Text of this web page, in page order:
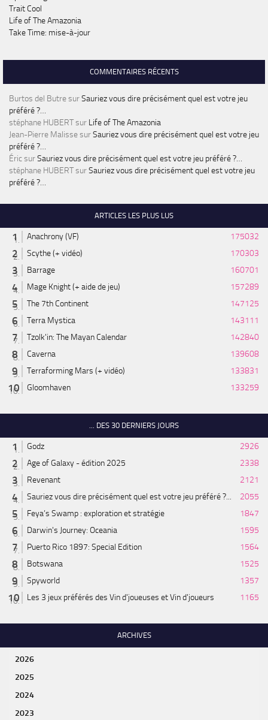
Trait Cool
Life of The Amazonia
Take Time: mise-à-jour
COMMENTAIRES RÉCENTS
Burtos del ButresurSauriez vous dire précisément quel est votre jeu
préféré ?…
stéphane HUBERTsur Life of The Amazonia
Jean-Pierre MalissesurSauriez vous dire précisément quel est votre jeu
préféré ?…
ÉricsurSauriez vous dire précisément quel est votre jeu préféré ?…
stéphane HUBERTsurSauriez vous dire précisément quel est votre jeu
préféré ?…
ARTICLES LES PLUS LUS
Anachrony (VF)
175032
Scythe (+ vidéo)
170303
Barrage
160701
Mage Knight (+ aide de jeu)
157289
The 7th Continent
147125
Terra Mystica
143111
Tzolk'in: The Mayan Calendar
142840
Caverna
139608
Terraforming Mars (+ vidéo)
133831
Gloomhaven
133259
... DES 30 DERNIERS JOURS
Godz
2926
Age of Galaxy - édition 2025
2338
Revenant
2121
Sauriez vous dire précisément quel est votre jeu préféré ?...
2055
Feya’s Swamp : exploration et stratégie
1847
Darwin's Journey: Oceania
1595
Puerto Rico 1897: Special Edition
1564
Botswana
1525
Spyworld
1357
Les 3 jeux préférés des Vin d'joueuses et Vin d'joueurs
1165
ARCHIVES
2026
2025
2024
2023